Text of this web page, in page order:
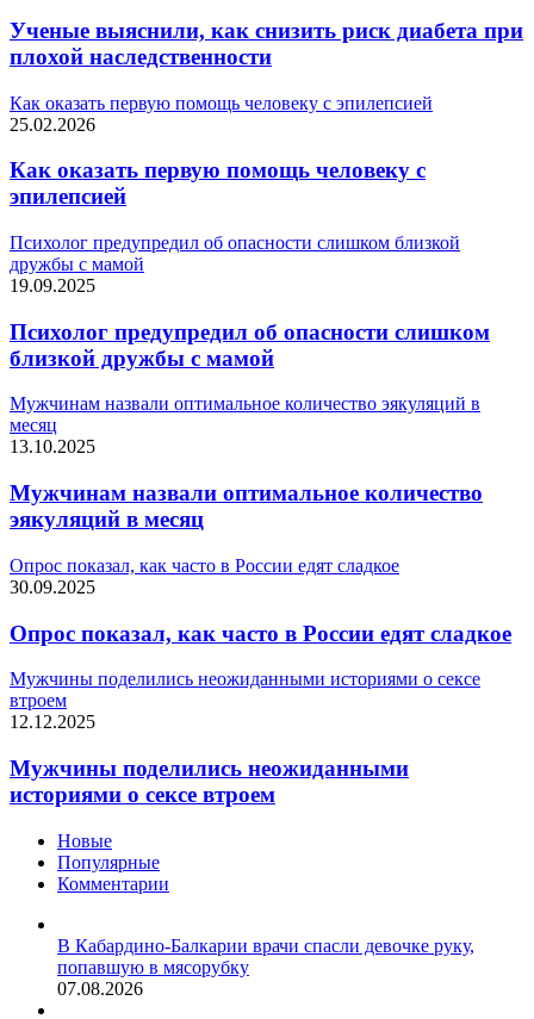
Ученые выяснили, как снизить риск диабета при
плохой наследственности
Как оказать первую помощь человеку с эпилепсией
25.02.2026
Как оказать первую помощь человеку с
эпилепсией
Психолог предупредил об опасности слишком близкой
дружбы с мамой
19.09.2025
Психолог предупредил об опасности слишком
близкой дружбы с мамой
Мужчинам назвали оптимальное количество эякуляций в
месяц
13.10.2025
Мужчинам назвали оптимальное количество
эякуляций в месяц
Опрос показал, как часто в России едят сладкое
30.09.2025
Опрос показал, как часто в России едят сладкое
Мужчины поделились неожиданными историями о сексе
втроем
12.12.2025
Мужчины поделились неожиданными
историями о сексе втроем
Новые
Популярные
Комментарии
В Кабардино-Балкарии врачи спасли девочке руку,
попавшую в мясорубку
07.08.2026